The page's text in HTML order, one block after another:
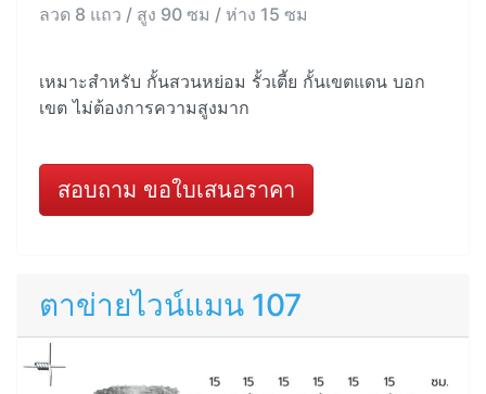
ลวด 8 แถว / สูง 90 ซม / ห่าง 15 ซม
เหมาะสำหรับ กั้นสวนหย่อม รั้วเตี้ย กั้นเขตแดน บอก
เขต ไม่ต้องการความสูงมาก
สอบถาม ขอใบเสนอราคา
ตาข่ายไวน์แมน 107